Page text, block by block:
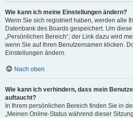
Wie kann ich meine Einstellungen ändern?
Wenn Sie sich registriert haben, werden alle
Datenbank des Boards gespeichert. Um
„Persönlichen Bereich“; der Link dazu wird
wenn Sie auf Ihren Benutzernamen klicken.
Einstellungen ändern.
Nach oben
Wie kann ich verhindern, dass mein
auftaucht?
In Ihrem persönlichen Bereich finden Sie in
„Meinen Online-Status während dieser